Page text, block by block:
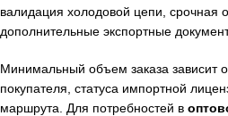
валидация холодовой цепи, срочная
дополнительные экспортные
Минимальный объем заказа зависит
покупателя, статуса импортной
маршрута. Для потребностей в